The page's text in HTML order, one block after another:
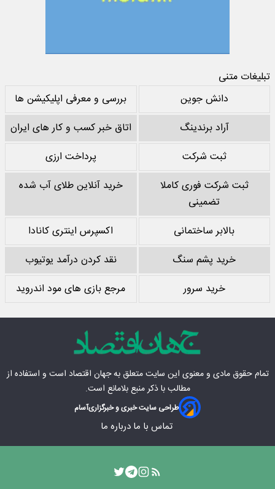
تبلیغات متنی
دانش جوین
بررسی و معرفی اپلیکیشن ها
آراد برندینگ
اتاق خبر کسب و کار های ایران
ثبت شرکت
پرداخت ارزی
ثبت شرکت فوری کاملا
تضمینی
خرید آنلاین طلای آب شده
بالابر ساختمانی
اکسپرس اینتری کانادا
خرید پشم سنگ
نقد کردن درآمد یوتیوب
خرید سرور
مرجع بازی های مود اندروید
تمام حقوق مادی‌ و معنوی این سایت متعلق بهجهان اقتصاد است و استفاده از
مطالب با ذکر منبع بلامانع است.
طراحی سایت خبری و خبرگزاریآسام
تماس با ما درباره ما